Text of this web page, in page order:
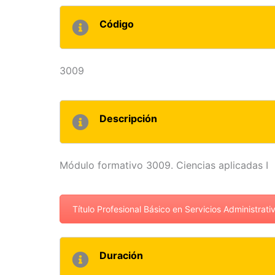
Código
3009
Descripción
Módulo formativo 3009. Ciencias aplicadas I
Título Profesional Básico en Servicios
Duración